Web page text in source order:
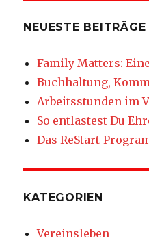
NEUESTE BEITRÄGE
Family Matters:
Buchhaltung,
Arbeitsstunden im
So entlastest Du
Das ReStart-
KATEGORIEN
Vereinsleben